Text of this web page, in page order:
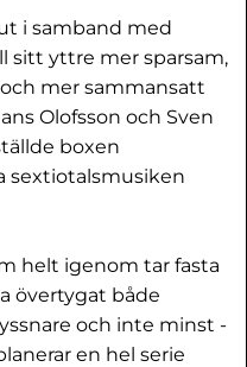
i samband med
sitt yttre mer sparsam,
mer sammansatt
Olofsson och Sven
boxen
sextiotalsmusiken
helt igenom tar fasta
övertygat både
och inte minst -
en hel serie